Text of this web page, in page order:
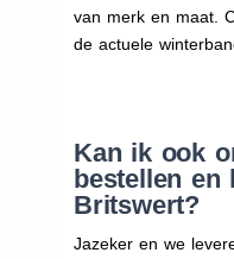
van merk en maat.
de actuele
Kan ik ook
bestellen en
Britswert?
Jazeker en we